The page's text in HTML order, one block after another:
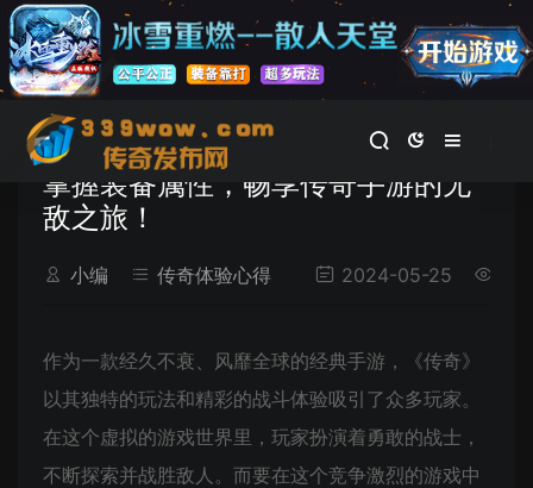
首页
掌握装备属性，畅享传奇手游的无
敌之旅！
小编 传奇体验心得 2024-05-25
作为一款经久不衰、风靡全球的经典手游，《传奇》
以其独特的玩法和精彩的战斗体验吸引了众多玩家。
在这个虚拟的游戏世界里，玩家扮演着勇敢的战士，
不断探索并战胜敌人。而要在这个竞争激烈的游戏中